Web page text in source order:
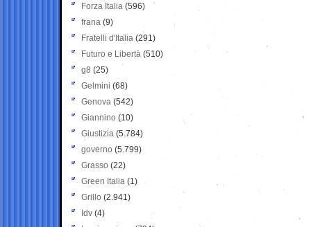
Forza Italia (596)
frana (9)
Fratelli d'Italia (291)
Futuro e Libertà (510)
g8 (25)
Gelmini (68)
Genova (542)
Giannino (10)
Giustizia (5.784)
governo (5.799)
Grasso (22)
Green Italia (1)
Grillo (2.941)
Idv (4)